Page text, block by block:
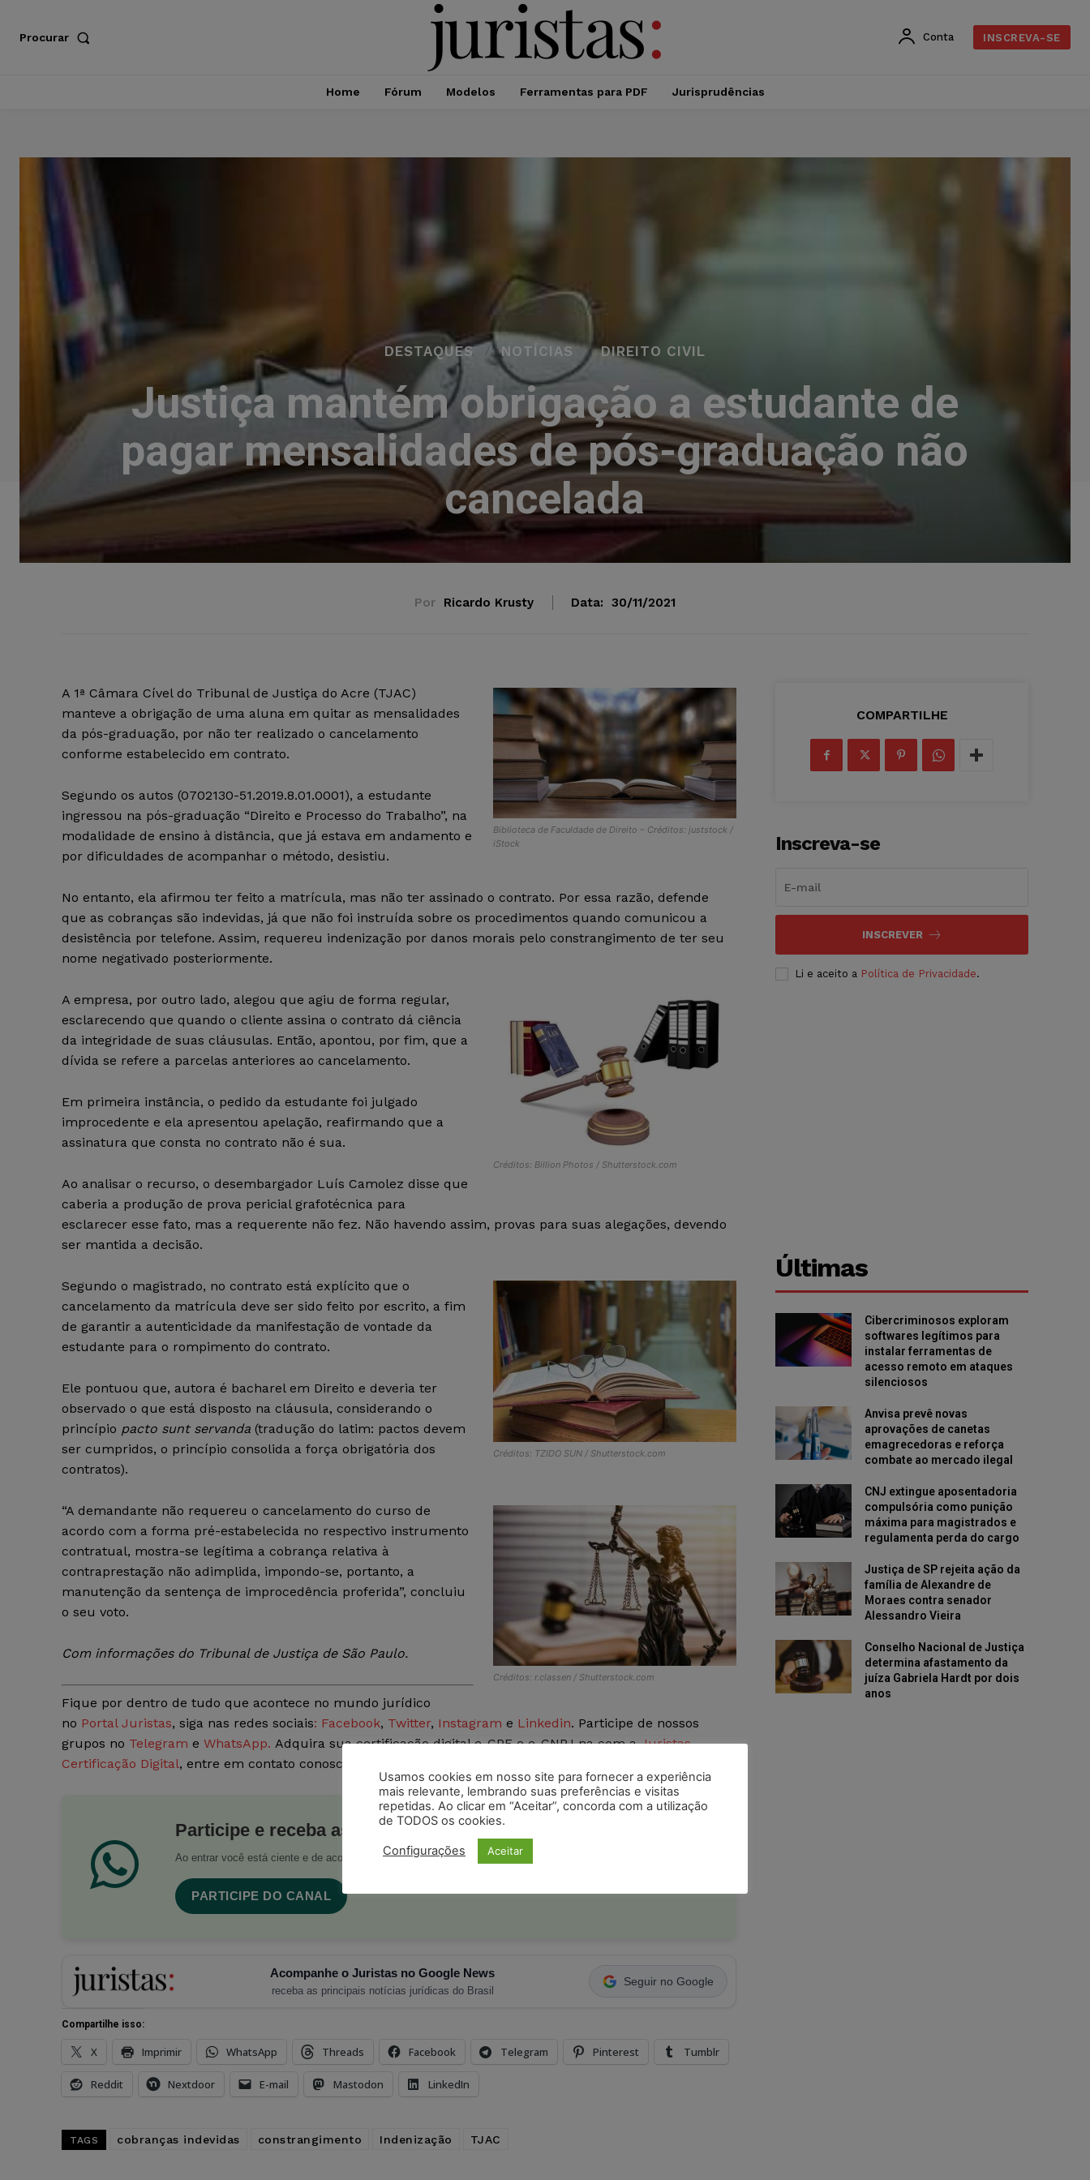
Procurar Conta INSCREVA-SE
Home Fórum Modelos Ferramentas para PDF Jurisprudências
DESTAQUES NOTÍCIAS DIREITO CIVIL
Justiça mantém obrigação a estudante de
pagar mensalidades de pós-graduação não
cancelada
Por Ricardo Krusty Data: 30/11/2021
Biblioteca de Faculdade de Direito – Créditos: juststock /
iStock
A 1ª Câmara Cível do Tribunal de Justiça do Acre (TJAC)
manteve a obrigação de uma aluna em quitar as mensalidades
da pós-graduação, por não ter realizado o cancelamento
conforme estabelecido em contrato.
Segundo os autos (0702130-51.2019.8.01.0001), a estudante
ingressou na pós-graduação “Direito e Processo do Trabalho”, na
modalidade de ensino à distância, que já estava em andamento e
por dificuldades de acompanhar o método, desistiu.
No entanto, ela afirmou ter feito a matrícula, mas não ter assinado o contrato. Por essa razão, defende
que as cobranças são indevidas, já que não foi instruída sobre os procedimentos quando comunicou a
desistência por telefone. Assim, requereu indenização por danos morais pelo constrangimento de ter seu
nome negativado posteriormente.
Créditos: Billion Photos / Shutterstock.com
A empresa, por outro lado, alegou que agiu de forma regular,
esclarecendo que quando o cliente assina o contrato dá ciência
da integridade de suas cláusulas. Então, apontou, por fim, que a
dívida se refere a parcelas anteriores ao cancelamento.
Em primeira instância, o pedido da estudante foi julgado
improcedente e ela apresentou apelação, reafirmando que a
assinatura que consta no contrato não é sua.
Ao analisar o recurso, o desembargador Luís Camolez disse que
caberia a produção de prova pericial grafotécnica para
esclarecer esse fato, mas a requerente não fez. Não havendo assim, provas para suas alegações, devendo
ser mantida a decisão.
Créditos: TZIDO SUN / Shutterstock.com
Segundo o magistrado, no contrato está explícito que o
cancelamento da matrícula deve ser sido feito por escrito, a fim
de garantir a autenticidade da manifestação de vontade da
estudante para o rompimento do contrato.
Ele pontuou que, autora é bacharel em Direito e deveria ter
observado o que está disposto na cláusula, considerando o
princípio pacto sunt servanda (tradução do latim: pactos devem
ser cumpridos, o princípio consolida a força obrigatória dos
contratos).
Créditos: r.classen / Shutterstock.com
“A demandante não requereu o cancelamento do curso de
acordo com a forma pré-estabelecida no respectivo instrumento
contratual, mostra-se legítima a cobrança relativa à
contraprestação não adimplida, impondo-se, portanto, a
manutenção da sentença de improcedência proferida”, concluiu
o seu voto.
Com informações do Tribunal de Justiça de São Paulo.
Fique por dentro de tudo que acontece no mundo jurídico
no Portal Juristas, siga nas redes sociais: Facebook, Twitter, Instagram e Linkedin. Participe de nossos
grupos no Telegram e WhatsApp. Adquira sua certificação digital e-CPF e e-CNPJ na com aJuristas
Certificação Digital, entre em contato conosco por e-mail ou pelo
Participe e receba as postagens diárias do Portal Juristas.
Ao entrar você está ciente e de acordo com ostermos de uso privacidade
PARTICIPE DO CANAL
Acompanhe o Juristas no Google News
receba as principais notícias jurídicas do Brasil
Seguir no Google
Compartilhe isso:
X Imprimir WhatsApp Threads Facebook Telegram Pinterest Tumblr
Reddit Nextdoor E-mail Mastodon LinkedIn
TAGS cobranças indevidas constrangimento Indenização TJAC
COMPARTILHE
Inscreva-se
INSCREVER
Li e aceito a Política de Privacidade.
Últimas
Cibercriminosos exploram
softwares legítimos para
instalar ferramentas de
acesso remoto em ataques
silenciosos
Anvisa prevê novas
aprovações de canetas
emagrecedoras e reforça
combate ao mercado ilegal
CNJ extingue aposentadoria
compulsória como punição
máxima para magistrados e
regulamenta perda do cargo
Justiça de SP rejeita ação da
família de Alexandre de
Moraes contra senador
Alessandro Vieira
Conselho Nacional de Justiça
determina afastamento da
juíza Gabriela Hardt por dois
anos
Usamos cookies em nosso site para fornecer a experiência
mais relevante, lembrando suas preferências e visitas
repetidas. Ao clicar em “Aceitar”, concorda com a utilização
de TODOS os cookies.
Configurações Aceitar